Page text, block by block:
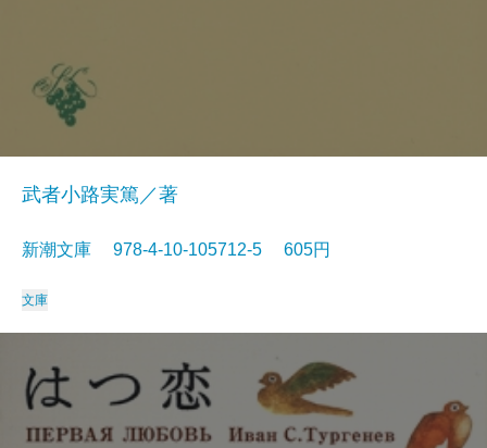
武者小路実篤／著
新潮文庫 978-4-10-105712-5 605円
文庫